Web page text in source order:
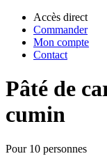
Accès direct
Commander
Mon compte
Contact
Pâté de
cumin
Pour 10 personnes